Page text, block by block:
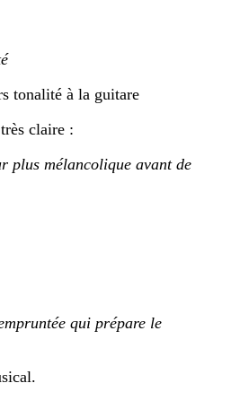
tonalité à la guitare
claire :
plus mélancolique avant de
qui prépare le